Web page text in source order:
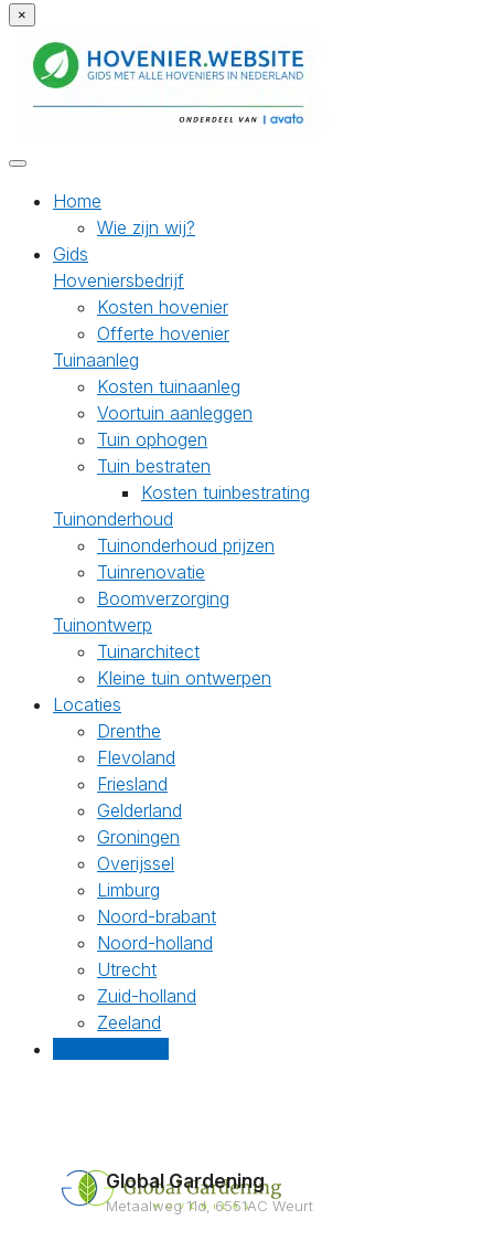
×
Home
Wie zijn wij?
Gids
Hoveniersbedrijf
Kosten hovenier
Offerte hovenier
Tuinaanleg
Kosten tuinaanleg
Voortuin aanleggen
Tuin ophogen
Tuin bestraten
Kosten tuinbestrating
Tuinonderhoud
Tuinonderhoud prijzen
Tuinrenovatie
Boomverzorging
Tuinontwerp
Tuinarchitect
Kleine tuin ontwerpen
Locaties
Drenthe
Flevoland
Friesland
Gelderland
Groningen
Overijssel
Limburg
Noord-brabant
Noord-holland
Utrecht
Zuid-holland
Zeeland
Global Gardening
Metaalweg 11d, 6551AC Weurt